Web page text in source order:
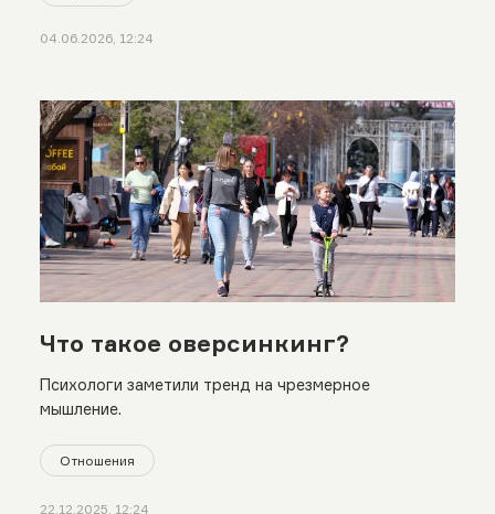
04.06.2026, 12:24
Что такое оверсинкинг?
Психологи заметили тренд на чрезмерное
мышление.
Отношения
22.12.2025, 12:24